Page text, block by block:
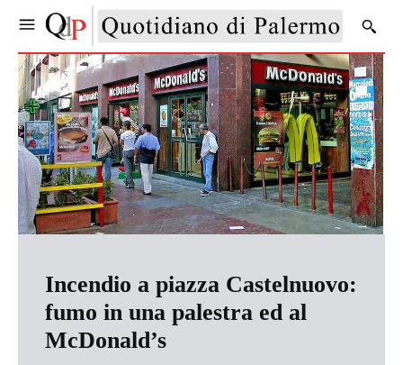
Incendio a piazza Castelnuovo:
fumo in una palestra ed al
McDonald’s